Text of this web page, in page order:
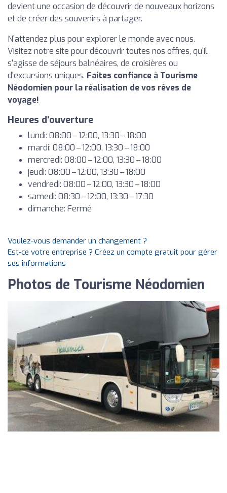
devient une occasion de découvrir de nouveaux horizons
et de créer des souvenirs à partager.
N'attendez plus pour explorer le monde avec nous.
Visitez notre site pour découvrir toutes nos offres, qu'il
s'agisse de séjours balnéaires, de croisières ou
d'excursions uniques. Faites confiance à Tourisme
Néodomien pour la réalisation de vos rêves de
voyage!
Heures d'ouverture
lundi: 08:00 – 12:00, 13:30 – 18:00
mardi: 08:00 – 12:00, 13:30 – 18:00
mercredi: 08:00 – 12:00, 13:30 – 18:00
jeudi: 08:00 – 12:00, 13:30 – 18:00
vendredi: 08:00 – 12:00, 13:30 – 18:00
samedi: 08:30 – 12:00, 13:30 – 17:30
dimanche: Fermé
Voulez-vous demander un changement ?
Est-ce votre entreprise ? Créez un compte gratuit pour gérer
ses informations
Photos de Tourisme Néodomien